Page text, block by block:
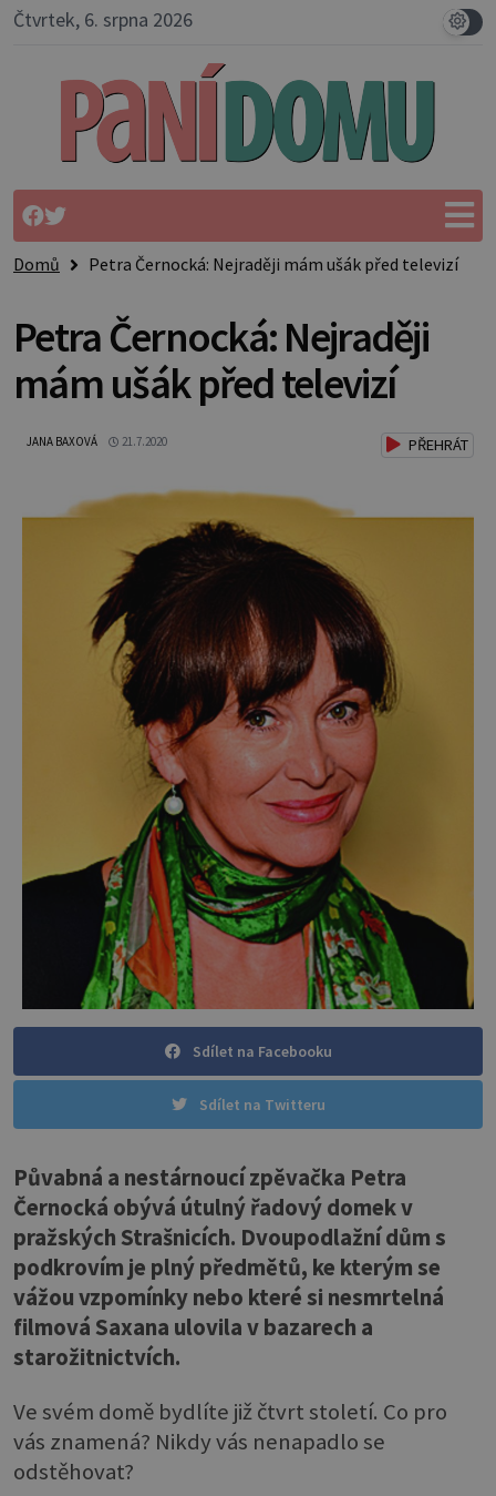
Čtvrtek, 6. srpna 2026
Domů Petra Černocká: Nejraději mám ušák před televizí
Petra Černocká: Nejraději
mám ušák před televizí
JANA BAXOVÁ 21.7.2020 PŘEHRÁT
Sdílet na Facebooku
Sdílet na Twitteru
Půvabná a nestárnoucí zpěvačka Petra
Černocká obývá útulný řadový domek v
pražských Strašnicích. Dvoupodlažní dům s
podkrovím je plný předmětů, ke kterým se
vážou vzpomínky nebo které si nesmrtelná
filmová Saxana ulovila v bazarech a
starožitnictvích.
Ve svém domě bydlíte již čtvrt století. Co pro
vás znamená? Nikdy vás nenapadlo se
odstěhovat?